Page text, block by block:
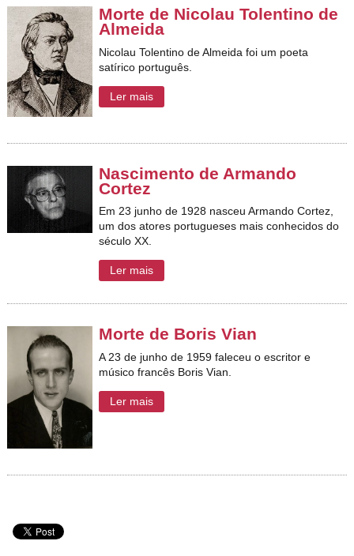
Morte de Nicolau Tolentino de
Almeida
Nicolau Tolentino de Almeida foi um poeta
satírico português.
Ler mais
Nascimento de Armando
Cortez
Em 23 junho de 1928 nasceu Armando Cortez,
um dos atores portugueses mais conhecidos do
século XX.
Ler mais
Morte de Boris Vian
A 23 de junho de 1959 faleceu o escritor e
músico francês Boris Vian.
Ler mais